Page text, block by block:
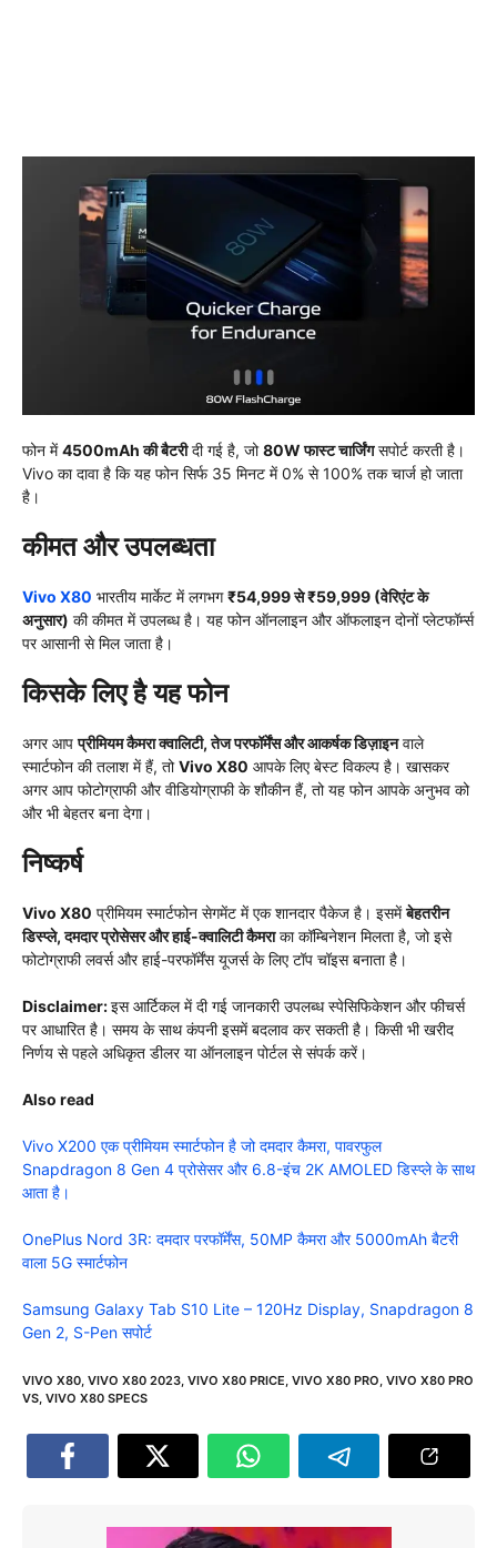
फोन में4500mAh की बैटरीदी गई है, जो80W फास्ट चार्जिंगसपोर्ट करती है।
Vivo का दावा है कि यह फोन सिर्फ 35 मिनट में 0% से 100% तक चार्ज हो जाता
है।
कीमत और उपलब्धता
Vivo X80 भारतीय मार्केट में लगभग₹54,999 से ₹59,999 (वेरिएंट के
अनुसार) की कीमत में उपलब्ध है। यह फोन ऑनलाइन और ऑफलाइन दोनों प्लेटफॉर्म्स
पर आसानी से मिल जाता है।
किसके लिए है यह फोन
अगर आपप्रीमियम कैमरा क्वालिटी, तेज परफॉर्मेंस और आकर्षक डिज़ाइनवाले
स्मार्टफोन की तलाश में हैं, तोVivo X80 आपके लिए बेस्ट विकल्प है। खासकर
अगर आप फोटोग्राफी और वीडियोग्राफी के शौकीन हैं, तो यह फोन आपके अनुभव को
और भी बेहतर बना देगा।
निष्कर्ष
Vivo X80 प्रीमियम स्मार्टफोन सेगमेंट में एक शानदार पैकेज है। इसमेंबेहतरीन
डिस्प्ले, दमदार प्रोसेसर और हाई-क्वालिटी कैमराका कॉम्बिनेशन मिलता है, जो इसे
फोटोग्राफी लवर्स और हाई-परफॉर्मेंस यूजर्स के लिए टॉप चॉइस बनाता है।
Disclaimer:इस आर्टिकल में दी गई जानकारी उपलब्ध स्पेसिफिकेशन और फीचर्स
पर आधारित है। समय के साथ कंपनी इसमें बदलाव कर सकती है। किसी भी खरीद
निर्णय से पहले अधिकृत डीलर या ऑनलाइन पोर्टल से संपर्क करें।
Also read
Vivo X200 एक प्रीमियम स्मार्टफोन है जो दमदार कैमरा, पावरफुल
Snapdragon 8 Gen 4 प्रोसेसर और 6.8-इंच 2K AMOLED डिस्प्ले के साथ
आता है।
OnePlus Nord 3R: दमदार परफॉर्मेंस, 50MP कैमरा और 5000mAh बैटरी
वाला 5G स्मार्टफोन
Samsung Galaxy Tab S10 Lite – 120Hz Display, Snapdragon 8
Gen 2, S-Pen सपोर्ट
VIVO X80 VIVO X80 2023 VIVO X80 PRICE VIVO X80 PRO VIVO X80 PRO
VS VIVO X80 SPECS